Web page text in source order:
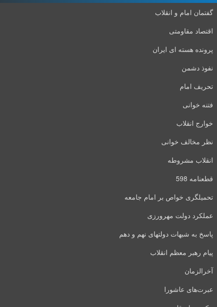
گفتمان امام و انقلاب
اقتصاد مقاومتی
پرونده هسته ای ایران
نفوذ دشمن
تحریف امام
فتنه خوانی
خوارج انقلاب
نظر مخالف خوانی
انقلاب مشروطه
قطعنامه 598
تحمیلگری خواص بر امام جامعه
عملکرد دولت مهرورزی
پاسخ به شبهات دولتهای نهم و دهم
پیام رهبر معظم انقلاب
آخرالزمان
عبرت‌های عاشورا